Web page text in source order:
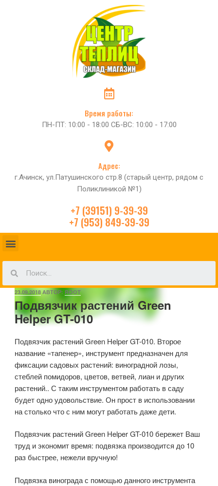
Время работы:
ПН-ПТ: 10:00 - 18:00 СБ-ВС: 10:00 - 17:00
Адрес:
г.Ачинск, ул.Патушинского стр.8 (старый центр, рядом с
Поликлиникой №1)
+7 (39151) 9-39-39
+7 (953) 849-39-39
23.09.2018АВТОР: ROOT
Подвязчик растений Green
Helper GT-010
Подвязчик растений Green Helper GT-010. Второе
название «тапенер», инструмент предназначен для
фиксации садовых растений: виноградной лозы,
стеблей помидоров, цветов, ветвей, лиан и других
растений.. С таким инструментом работать в саду
будет одно удовольствие. Он прост в использовании
на столько что с ним могут работать даже дети.
Подвязчик растений Green Helper GT-010 бережет Ваш
труд и экономит время: подвязка производится до 10
раз быстрее, нежели вручную!
Подвязка винограда с помощью данного инструмента